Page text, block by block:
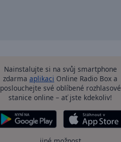
Nainstalujte si na svůj smartphone
zdarma aplikaci Online Radio Box a
poslouchejte své oblíbené rozhlasové
stanice online – ať jste kdekoliv!